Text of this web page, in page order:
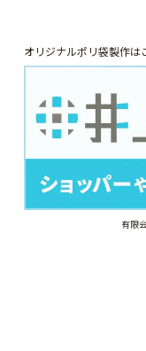
オリジナルポリ袋製作は
有限